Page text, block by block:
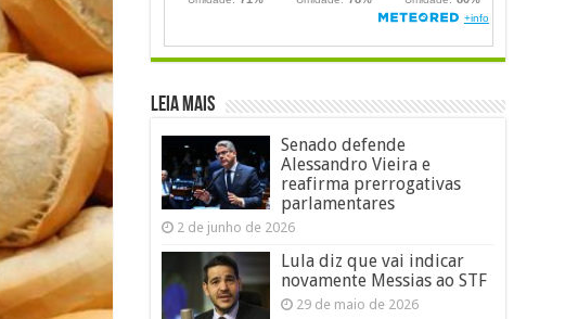
LEIA MAIS
Senado defende
Alessandro Vieira e
reafirma prerrogativas
parlamentares
2 de junho de 2026
Lula diz que vai indicar
novamente Messias ao STF
29 de maio de 2026